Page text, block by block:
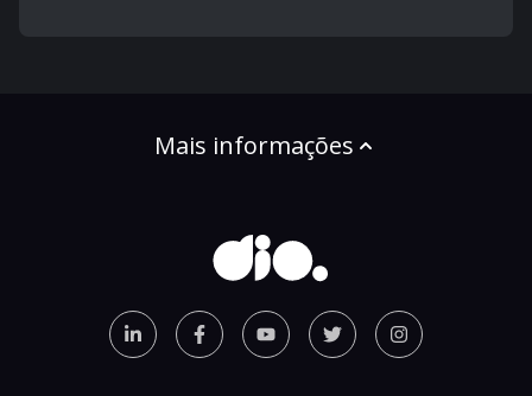
Mais informações